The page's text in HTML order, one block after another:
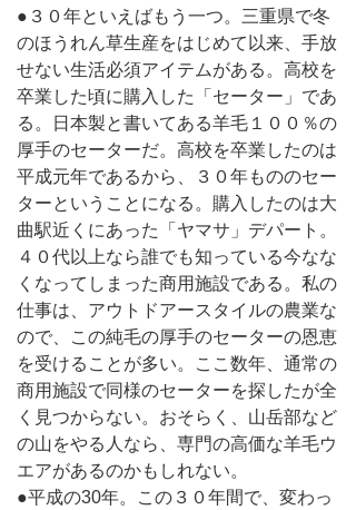
●３０年といえばもう一つ。三重県で冬
のほうれん草生産をはじめて以来、手放
せない生活必須アイテムがある。高校を
卒業した頃に購入した「セーター」であ
る。日本製と書いてある羊毛１００％の
厚手のセーターだ。高校を卒業したのは
平成元年であるから、３０年もののセー
ターということになる。購入したのは大
曲駅近くにあった「ヤマサ」デパート。
４０代以上なら誰でも知っている今なな
くなってしまった商用施設である。私の
仕事は、アウトドアースタイルの農業な
ので、この純毛の厚手のセーターの恩恵
を受けることが多い。ここ数年、通常の
商用施設で同様のセーターを探したが全
く見つからない。おそらく、山岳部など
の山をやる人なら、専門の高価な羊毛ウ
エアがあるのかもしれない。
●平成の30年。この３０年間で、変わっ